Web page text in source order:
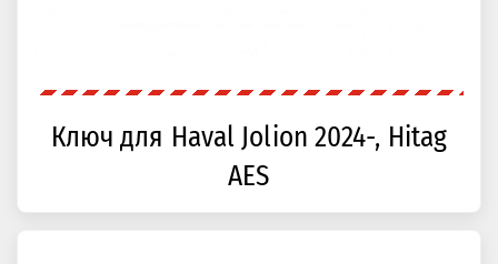
Ключ для Haval Jolion 2024-, Hitag
AES